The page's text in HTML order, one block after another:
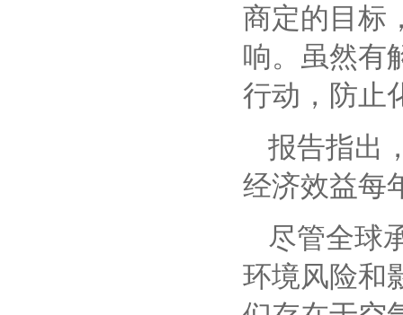
商定的目标
响。虽然有
行动，防止
报告指出
经济效益每
尽管全球
环境风险和